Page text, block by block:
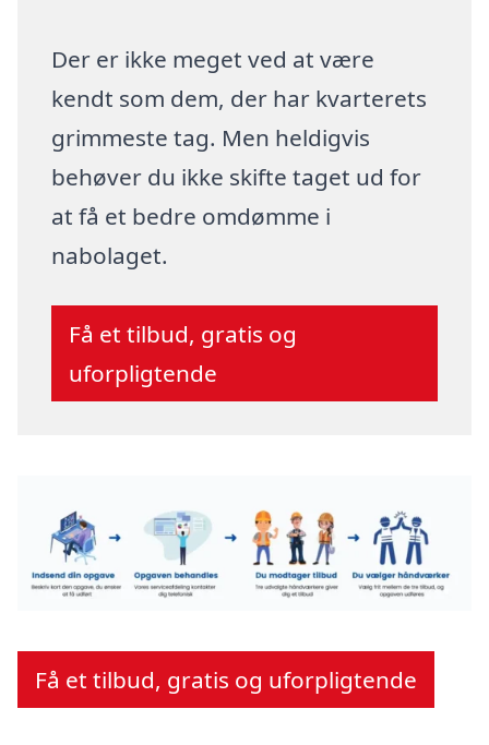
Der er ikke meget ved at være
kendt som dem, der har kvarterets
grimmeste tag. Men heldigvis
behøver du ikke skifte taget ud for
at få et bedre omdømme i
nabolaget.
Få et tilbud, gratis og
uforpligtende
Få et tilbud, gratis og uforpligtende